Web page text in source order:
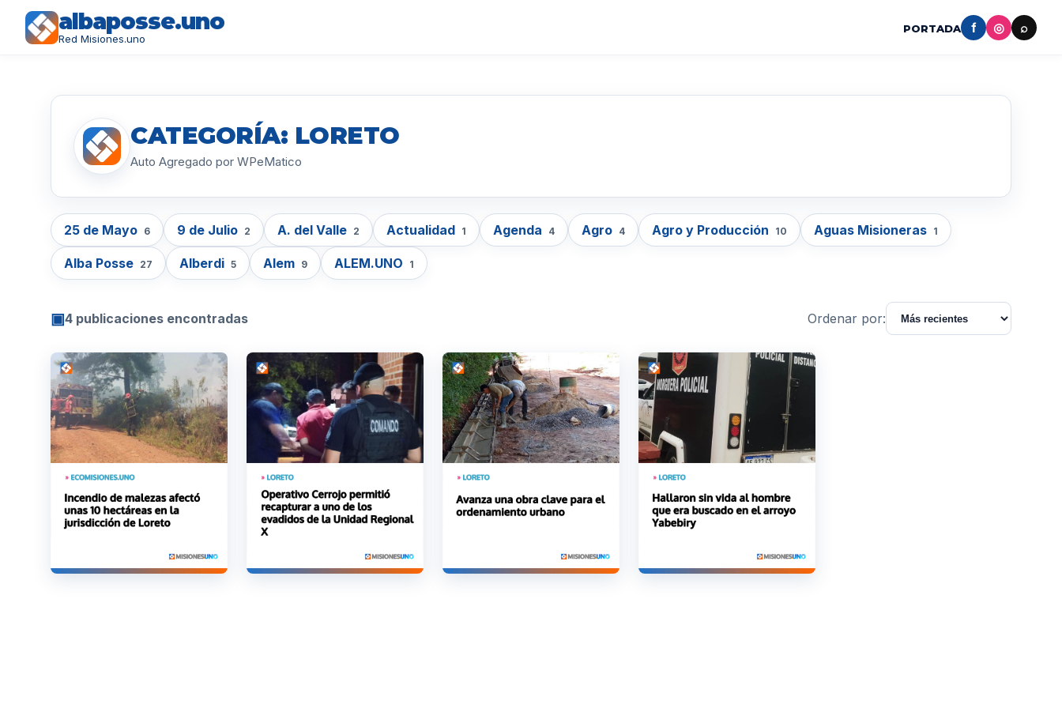
albaposse.uno
Red Misiones.uno
PORTADA f ◎ ⌕
CATEGORÍA: LORETO
Auto Agregado por WPeMatico
25 de Mayo 6 9 de Julio 2 A. del Valle 2 Actualidad 1 Agenda 4 Agro 4 Agro y Producción 10 Aguas Misioneras 1
Alba Posse 27 Alberdi 5 Alem 9 ALEM.UNO 1
▣4 publicaciones encontradas Ordenar por: